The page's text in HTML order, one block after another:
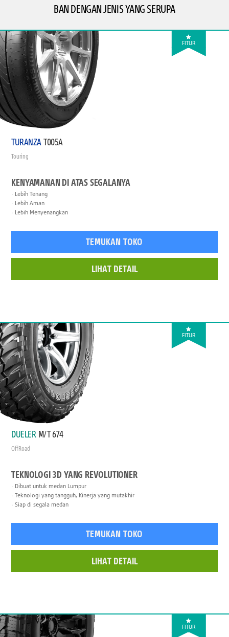
BAN DENGAN JENIS YANG SERUPA
FITUR
TURANZAT005A
Touring
KENYAMANAN DI ATAS SEGALANYA
Lebih Tenang
Lebih Aman
Lebih Menyenangkan
TEMUKAN TOKO
LIHAT DETAIL
FITUR
DUELER M/T 674
Off Road
TEKNOLOGI 3D YANG REVOLUTIONER
Dibuat untuk medan Lumpur
Teknologi yang tangguh, Kinerja yang mutakhir
Siap di segala medan
TEMUKAN TOKO
LIHAT DETAIL
FITUR